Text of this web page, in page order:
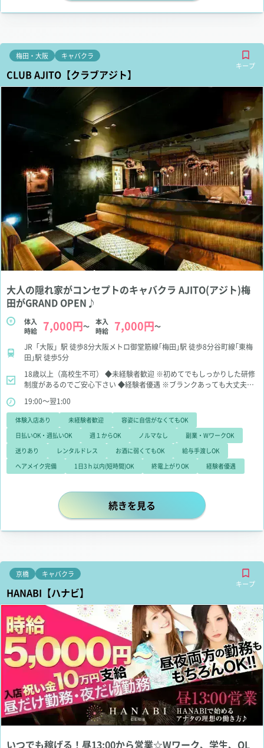
梅田・大阪
キャバクラ
キープ
CLUB AJITO【クラブアジト】
大人の隠れ家がコンセプトのキャバクラ AJITO(アジト)梅
田がGRAND OPEN♪
体入
時給
7,000円～
本入
時給
7,000円～
JR「大阪」駅 徒歩8分大阪メトロ御堂筋線｢梅田｣駅 徒歩8分谷町線｢東梅
田｣駅 徒歩5分
18歳以上（高校生不可）
◆未経験者歓迎 ※初めてでもしっかりした研修
制度があるのでご安心下さい ◆経験者優遇 ※ブランクあっても大丈夫♪
ます！ ◆WワークOK
りますよ
19:00～翌1:00
体験入店あり 未経験者歓迎
容姿に自信がなくてもOK
日払いOK・週払いOK
週１からOK ノルマなし
副業・WワークOK
送りあり
レンタルドレス お酒に弱くてもOK
給与手渡しOK
ヘアメイク完備
1日3ｈ以内(短時間)OK 終電上がりOK 経験者優遇
大人の隠れ家がコンセプトのキャ
続きを見る
京橋
キャバクラ
キープ
HANABI【ハナビ】
いつでも稼げる！昼13:00から営業☆Wワーク、学生、OL